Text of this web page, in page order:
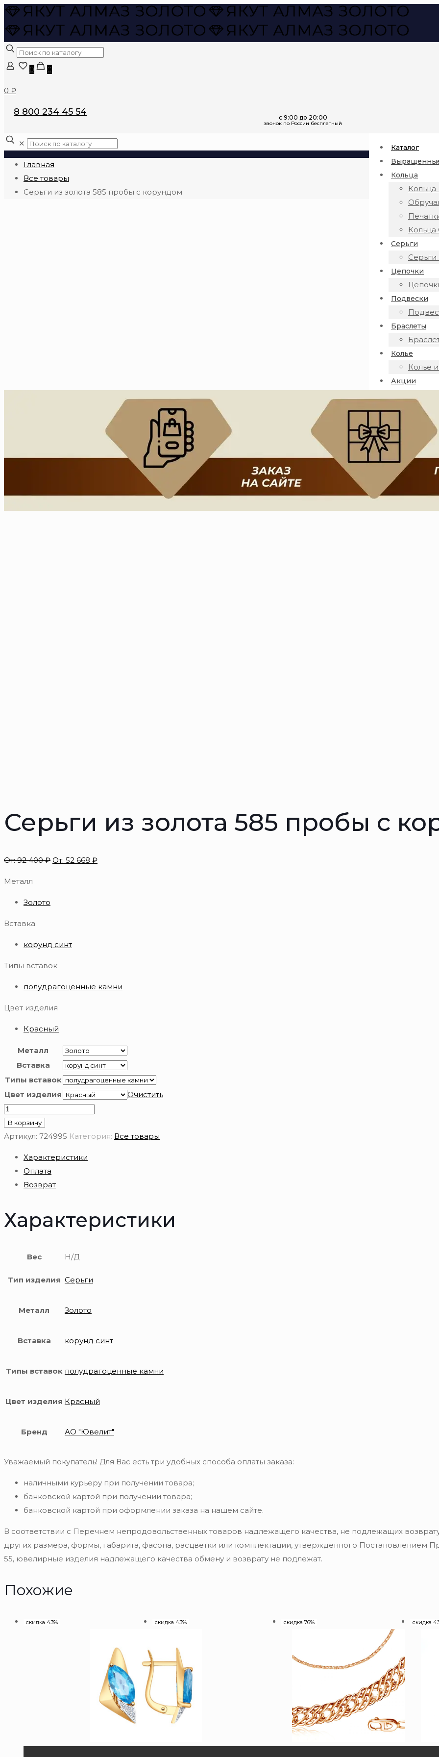
0 0
0 ₽
8 800 234 45 54
Каталог
Кольца
Кольца
Кольца
Серьги
Серьги
Цепочки
Подвески
Браслеты
Колье
Колье
Акции
✕
Главная
Все товары
Серьги из золота 585 пробы с корундом
Серьги из золота 585 пробы с
От:92 400₽ От: 52 668 ₽
Металл
Золото
Вставка
корунд синт
Типы вставок
полудрагоценные камни
Цвет изделия
Красный
Металл
Вставка
Типы вставок
Цвет изделия
Очистить
Количество
товара
Серьги
золота
пробы
корундом
В корзину
Артикул: 724995 Категория: Все товары
Характеристики
Оплата
Возврат
Характеристики
Вес Н/Д
Тип изделия Серьги
Металл Золото
Вставка корунд синт
Типы вставок полудрагоценные камни
Цвет изделия Красный
Бренд АО "Ювелит"
Уважаемый покупатель! Для Вас есть три удобных способа оплаты заказа:
наличными курьеру при получении товара;
банковской картой при получении товара;
банковской картой при оформлении заказа на нашем сайте.
В соответствии с Перечнем непродовольственных товаров надлежащего качества, не подлежащих
других размера, формы, габарита, фасона, расцветки или комплектации, утвержденного Постановлением
55, ювелирные изделия надлежащего качества обмену и возврату не подлежат.
Похожие
скидка 43% скидка 43% скидка 76% скидка